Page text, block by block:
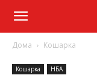
Дома Кошарка
Кошарка НБА